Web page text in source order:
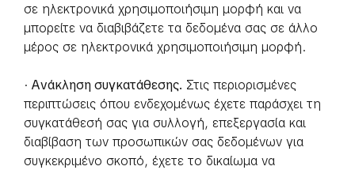
σε ηλεκτρονικά χρησιμοποιήσιμη μορφή και να
μπορείτε να διαβιβάζετε τα δεδομένα σας σε άλλο
μέρος σε ηλεκτρονικά χρησιμοποιήσιμη μορφή.
· Ανάκληση συγκατάθεσης. Στις περιορισμένες
περιπτώσεις όπου ενδεχομένως έχετε παράσχει τη
συγκατάθεσή σας για συλλογή, επεξεργασία και
διαβίβαση των προσωπικών σας δεδομένων για
συγκεκριμένο σκοπό, έχετε το δικαίωμα να